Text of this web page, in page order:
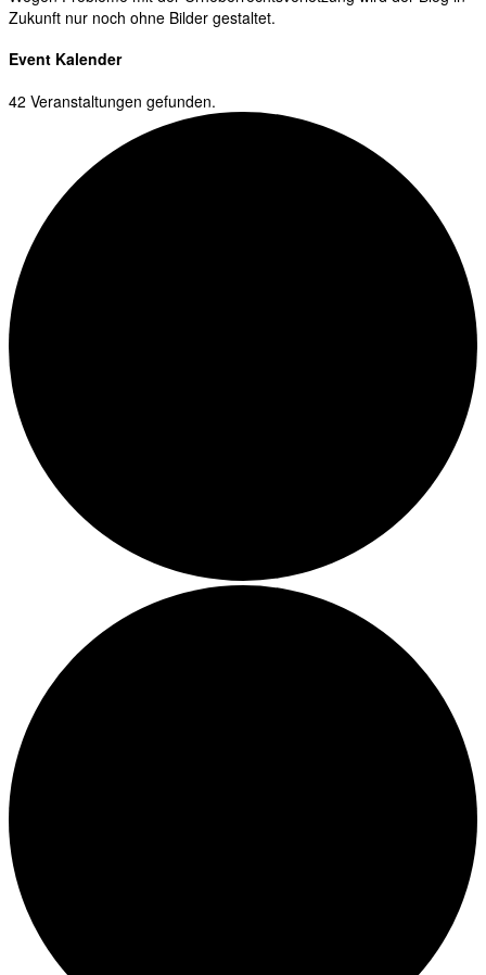
Zukunft nur noch ohne Bilder gestaltet.
Event Kalender
42 Veranstaltungen gefunden.